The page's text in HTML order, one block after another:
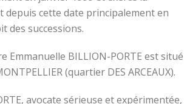
depuis cette date principalement en
des successions.
Emmanuelle BILLION-PORTE est situé
(quartier DES ARCEAUX).
avocate sérieuse et expérimentée,